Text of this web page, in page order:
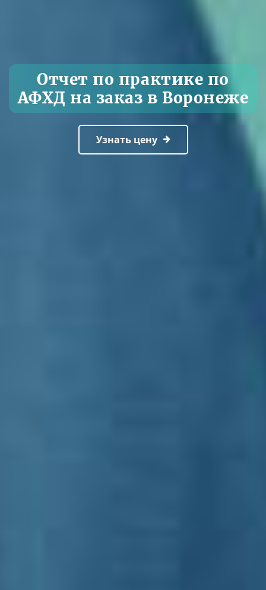
Отчет по практике по
АФХД на заказ в Воронеже
Узнать цену